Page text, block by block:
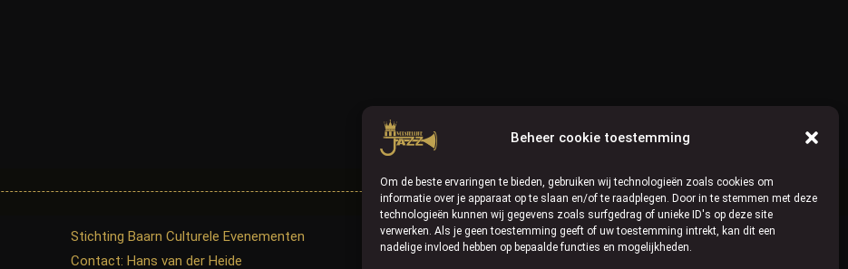
Beheer cookie toestemming
Om de beste ervaringen te bieden, gebruiken wij technologieën zoals cookies om
informatie over je apparaat op te slaan en/of te raadplegen. Door in te stemmen met deze
technologieën kunnen wij gegevens zoals surfgedrag of unieke ID's op deze site
verwerken. Als je geen toestemming geeft of uw toestemming intrekt, kan dit een
nadelige invloed hebben op bepaalde functies en mogelijkheden.
Stichting Baarn Culturele Evenementen
Contact: Hans van der Heide